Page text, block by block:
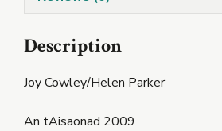
Description
Joy Cowley/Helen Parker
An tAisaonad 2009